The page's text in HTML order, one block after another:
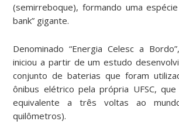
(semirreboque), formando uma
bank” gigante.
Denominado “Energia Celesc a
iniciou a partir de um estudo
conjunto de baterias que foram
ônibus elétrico pela própria UFSC,
equivalente a três voltas ao
quilômetros).